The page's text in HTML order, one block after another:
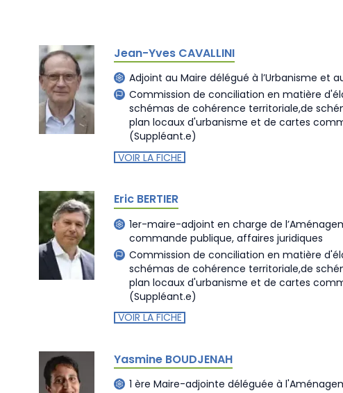
Jean-Yves CAVALLINI
Adjoint au Maire délégué à l’Urbanisme et
Commission de conciliation en matière
schémas de cohérence territoriale,de
plan locaux d'urbanisme et de cartes
(Suppléant.e)
VOIR LA FICHE
Eric BERTIER
1er-maire-adjoint en charge de
commande publique, affaires juridiques
Commission de conciliation en matière
schémas de cohérence territoriale,de
plan locaux d'urbanisme et de cartes
(Suppléant.e)
VOIR LA FICHE
Yasmine BOUDJENAH
1 ère Maire-adjointe déléguée à